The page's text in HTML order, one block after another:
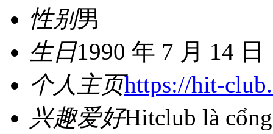
性别男
生日1990 年 7 月 14 日
个人主页https://hit-
兴趣爱好Hitclub là